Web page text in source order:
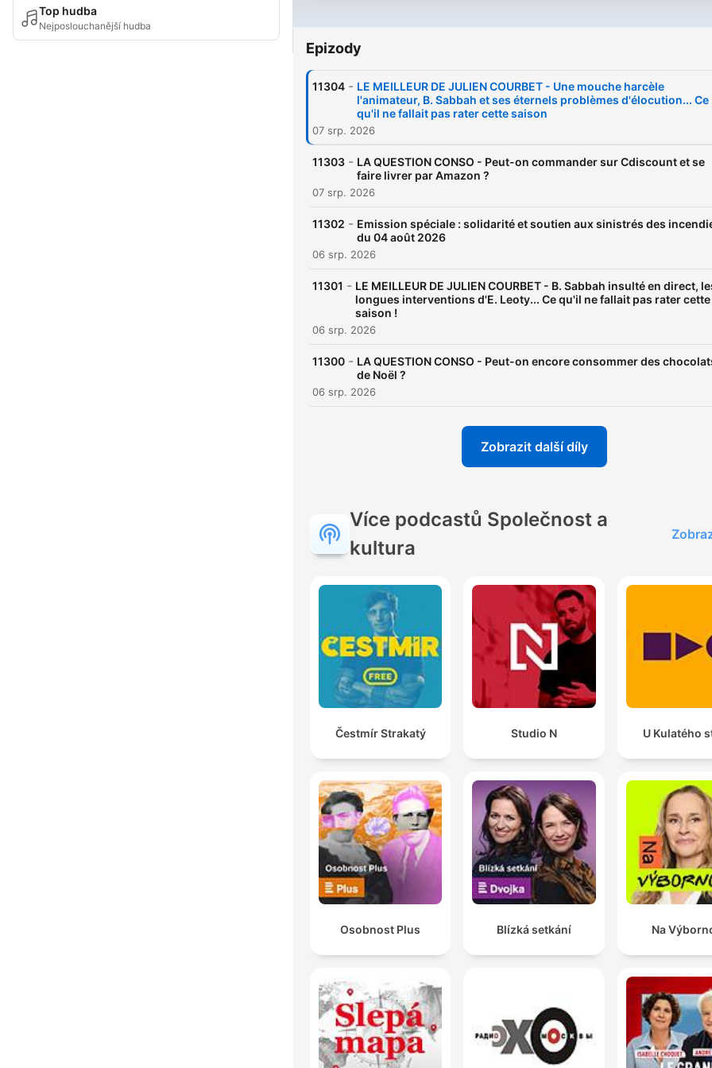
Top hudba
Nejposlouchanější hudba
Epizody
11304 - LE MEILLEUR DE JULIEN COURBET - Une mouche harcèle
l'animateur, B. Sabbah et ses éternels problèmes d'élocution... Ce
qu'il ne fallait pas rater cette saison
07 srp. 2026
11303 - LA QUESTION CONSO - Peut-on commander sur Cdiscount et se
faire livrer par Amazon ?
07 srp. 2026
11302 - Emission spéciale : solidarité et soutien aux sinistrés des
du 04 août 2026
06 srp. 2026
11301 - LE MEILLEUR DE JULIEN COURBET - B. Sabbah insulté en direct,
longues interventions d'E. Leoty... Ce qu'il ne fallait pas rater cette
saison !
06 srp. 2026
11300 - LA QUESTION CONSO - Peut-on encore consommer des
de Noël ?
06 srp. 2026
Zobrazit další díly
Více podcastů Společnost a
kultura
Čestmír Strakatý Studio N U Kulatého
Osobnost Plus Blízká setkání Na